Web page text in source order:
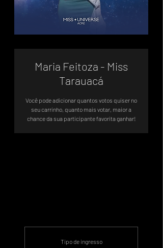
Maria Feitoza - Miss
Tarauacá
Você pode adicionar quantos votos quiser no
seu carrinho, quanto mais votar, maior a
chance da sua participante favorita ganhar!
Tipo de ingresso